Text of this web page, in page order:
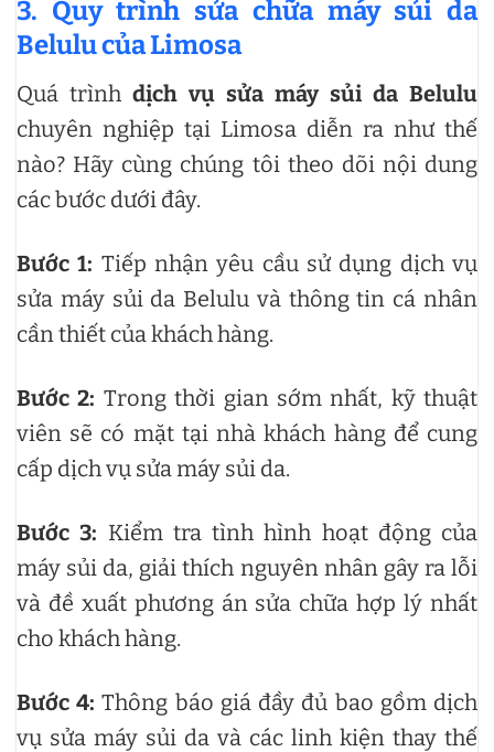
3. Quy trình sửa chữa máy sủi da
Belulu của Limosa
Quá trình dịch vụ sửa máy sủi da Belulu
chuyên nghiệp tại Limosa diễn ra như thế
nào? Hãy cùng chúng tôi theo dõi nội dung
các bước dưới đây.
Bước 1: Tiếp nhận yêu cầu sử dụng dịch vụ
sửa máy sủi da Belulu và thông tin cá nhân
cần thiết của khách hàng.
Bước 2: Trong thời gian sớm nhất, kỹ thuật
viên sẽ có mặt tại nhà khách hàng để cung
cấp dịch vụ sửa máy sủi da.
Bước 3: Kiểm tra tình hình hoạt động của
máy sủi da, giải thích nguyên nhân gây ra lỗi
và đề xuất phương án sửa chữa hợp lý nhất
cho khách hàng.
Bước 4:Thông báo giá đầy đủ bao gồm dịch
vụ sửa máy sủi da và các linh kiện thay thế